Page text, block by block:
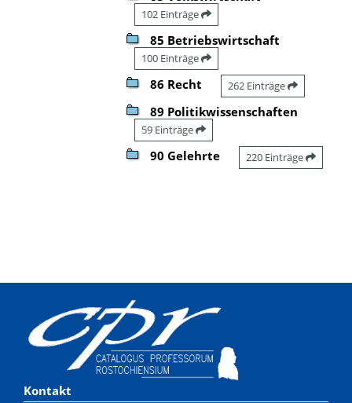
102 Einträge
85 Betriebswirtschaft
100 Einträge
86 Recht 262 Einträge
89 Politikwissenschaften
59 Einträge
90 Gelehrte 220 Einträge
Kontakt